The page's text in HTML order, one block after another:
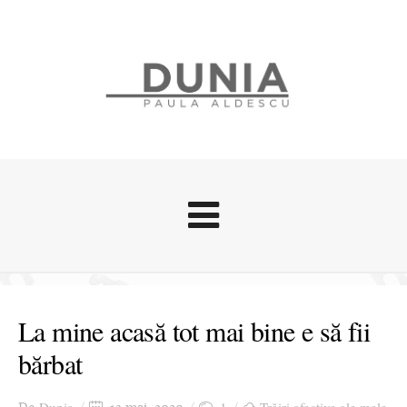
Stari afective
Zice Dunia
Cursuri povestite
La mine acasă tot mai bine e să fii
bărbat